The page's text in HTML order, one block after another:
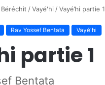
Béréchit /Vayé'hi /Vayé’hi partie 1
Rav Yossef Bentata Vayé'hi
partie 1
Bentata